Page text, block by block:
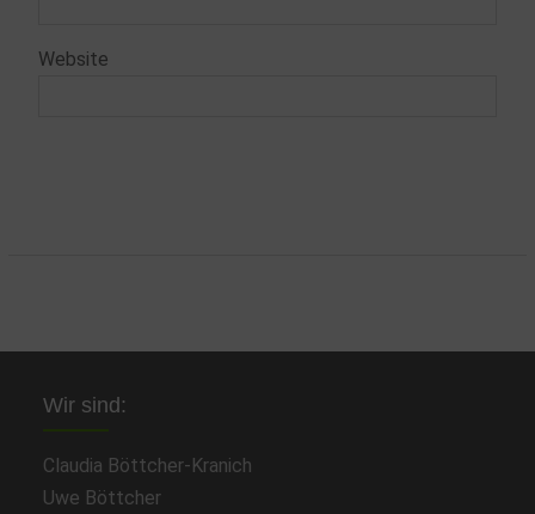
Website
Wir sind:
Claudia Böttcher-Kranich
Uwe Böttcher